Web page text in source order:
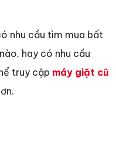
nhu cầu tìm mua bất
hay có nhu cầu
truy cập máy giặt cũ